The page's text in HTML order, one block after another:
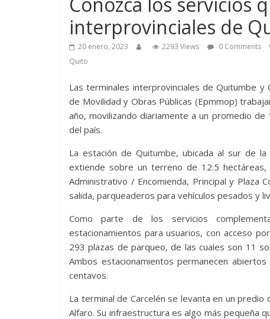
interprovinciales de
20 enero, 2023 2293 Views 0 Comments
Quito
Las terminales interprovinciales de Quitumbe y
de Movilidad y Obras Públicas (Epmmop)
año, movilizando diariamente a un promedio
del país.
La estación de Quitumbe, ubicada al sur de
extiende sobre un terreno de 12.5 hectáreas,
Administrativo / Encomienda, Principal y Plaza
salida, parqueaderos para vehículos pesados y
Como parte de los servicios
estacionamientos para usuarios, con acceso
293 plazas de parqueo, de las cuales son 11
Ambos estacionamientos permanecen
centavos.
La terminal de Carcelén se levanta en un
Alfaro. Su infraestructura es algo más pequeña